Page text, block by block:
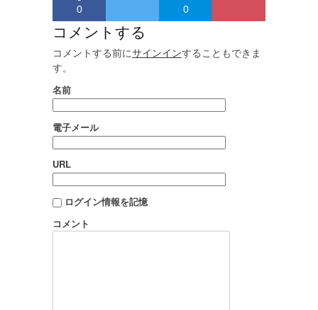
0 0
コメントする
コメントする前にサインインすることもできま
す。
名前
電子メール
URL
ログイン情報を記憶
コメント